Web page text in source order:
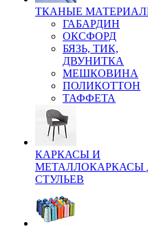
ТКАНЫЕ
ГАБАРДИН
ОКСФОРД
БЯЗЬ, ТИК,
ДВУНИТКА
МЕШКОВИНА
ПОЛИКОТТОН
ТАФФЕТА
КАРКАСЫ И
МЕТАЛЛОКАРКАСЫ
СТУЛЬЕВ